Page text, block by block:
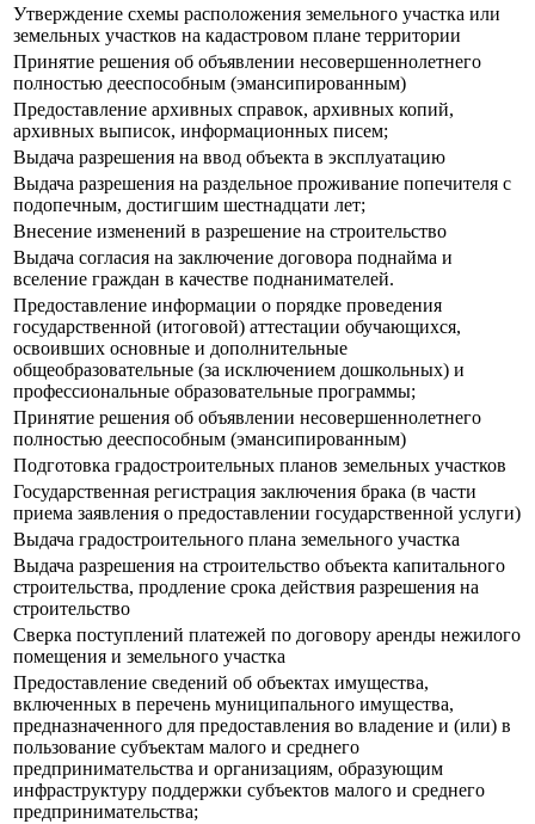
Утверждение схемы расположения земельного участка или
земельных участков на кадастровом плане территории
Принятие решения об объявлении несовершеннолетнего
полностью дееспособным (эмансипированным)
Предоставление архивных справок, архивных копий,
архивных выписок, информационных писем;
Выдача разрешения на ввод объекта в эксплуатацию
Выдача разрешения на раздельное проживание попечителя с
подопечным, достигшим шестнадцати лет;
Внесение изменений в разрешение на строительство
Выдача согласия на заключение договора поднайма и
вселение граждан в качестве поднанимателей.
Предоставление информации о порядке проведения
государственной (итоговой) аттестации обучающихся,
освоивших основные и дополнительные
общеобразовательные (за исключением дошкольных) и
профессиональные образовательные программы;
Принятие решения об объявлении несовершеннолетнего
полностью дееспособным (эмансипированным)
Подготовка градостроительных планов земельных участков
Государственная регистрация заключения брака (в части
приема заявления о предоставлении государственной услуги)
Выдача градостроительного плана земельного участка
Выдача разрешения на строительство объекта капитального
строительства, продление срока действия разрешения на
строительство
Сверка поступлений платежей по договору аренды нежилого
помещения и земельного участка
Предоставление сведений об объектах имущества,
включенных в перечень муниципального имущества,
предназначенного для предоставления во владение и (или) в
пользование субъектам малого и среднего
предпринимательства и организациям, образующим
инфраструктуру поддержки субъектов малого и среднего
предпринимательства;